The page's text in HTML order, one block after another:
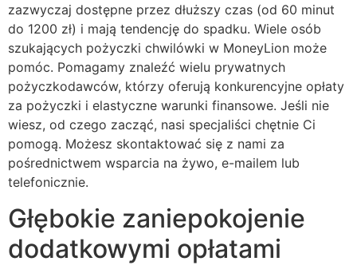
zazwyczaj dostępne przez dłuższy czas (od 60 minut
do 1200 zł) i mają tendencję do spadku. Wiele osób
szukających pożyczki chwilówki w MoneyLion może
pomóc. Pomagamy znaleźć wielu prywatnych
pożyczkodawców, którzy oferują konkurencyjne opłaty
za pożyczki i elastyczne warunki finansowe. Jeśli nie
wiesz, od czego zacząć, nasi specjaliści chętnie Ci
pomogą. Możesz skontaktować się z nami za
pośrednictwem wsparcia na żywo, e-mailem lub
telefonicznie.
Głębokie zaniepokojenie
dodatkowymi opłatami